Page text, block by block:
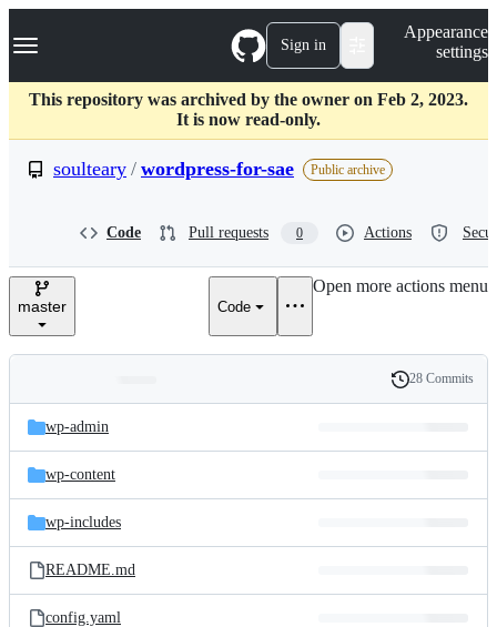
k
p
c
Navigation Menu Sign in
Appearance
settings
This repository was archived by the owner on Feb 2, 2023.
It is now read-only.
soulteary / wordpress-for-sae Public archive
Code Pull requests 0 Actions
master Code
Open more actions menu
and
files
Latest
commit
History
28 Commits
wp-admin
wp-content
wp-includes
README.md
config.yaml